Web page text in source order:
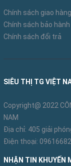
Chính sách giao hàng
Chính sách bảo hành
Chính sách đổi trả
SIÊU THỊ TG VIỆT
Copyright@ 2022
NAM
Địa chỉ: 405 giải
Điện thoại:
NHẬN TIN KHUYẾN